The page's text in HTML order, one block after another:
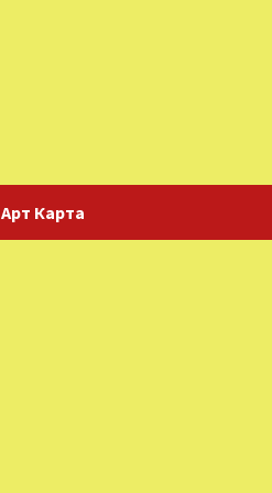
Арт Карта